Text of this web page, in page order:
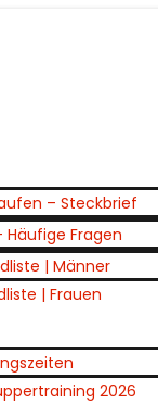
– Steckbrief
Häufige Fragen
| Männer
| Frauen
2026